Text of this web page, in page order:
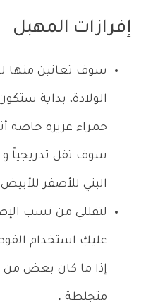
إفرازات المهبل
سوف تعانين منها
الولادة، بداية
حمراء غزيزة خاصة
سوف تقل تدريجياً و
البني للأصفر
لتقللي من نسب
عليكِ استخدام
إذا ما كان بعض من
متجلطة .